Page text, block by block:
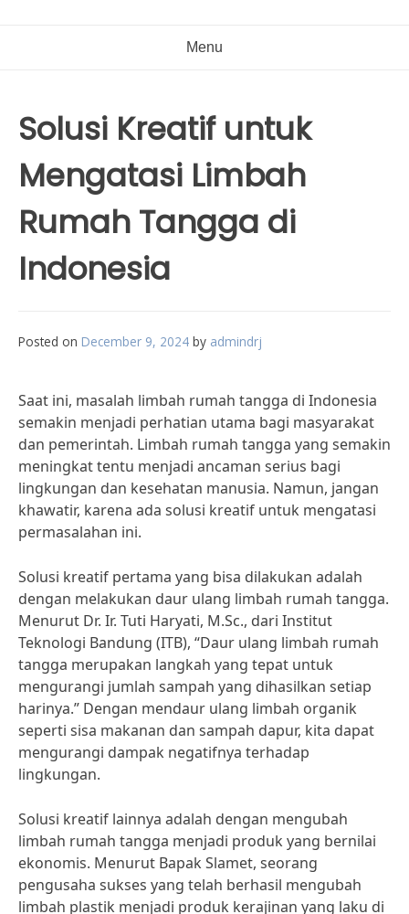
Menu
Solusi Kreatif untuk
Mengatasi Limbah
Rumah Tangga di
Indonesia
Posted on December 9, 2024 by admindrj
Saat ini, masalah limbah rumah tangga di Indonesia
semakin menjadi perhatian utama bagi masyarakat
dan pemerintah. Limbah rumah tangga yang semakin
meningkat tentu menjadi ancaman serius bagi
lingkungan dan kesehatan manusia. Namun, jangan
khawatir, karena ada solusi kreatif untuk mengatasi
permasalahan ini.
Solusi kreatif pertama yang bisa dilakukan adalah
dengan melakukan daur ulang limbah rumah tangga.
Menurut Dr. Ir. Tuti Haryati, M.Sc., dari Institut
Teknologi Bandung (ITB), “Daur ulang limbah rumah
tangga merupakan langkah yang tepat untuk
mengurangi jumlah sampah yang dihasilkan setiap
harinya.” Dengan mendaur ulang limbah organik
seperti sisa makanan dan sampah dapur, kita dapat
mengurangi dampak negatifnya terhadap
lingkungan.
Solusi kreatif lainnya adalah dengan mengubah
limbah rumah tangga menjadi produk yang bernilai
ekonomis. Menurut Bapak Slamet, seorang
pengusaha sukses yang telah berhasil mengubah
limbah plastik menjadi produk kerajinan yang laku di